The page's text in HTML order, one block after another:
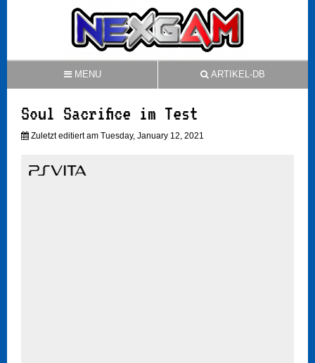
MENU ARTIKEL-DB
Soul Sacrifice im Test
Zuletzt editiert am Tuesday, January 12, 2021